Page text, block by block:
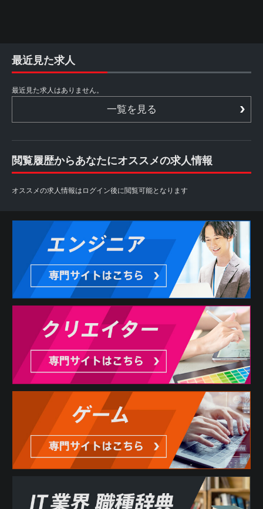
最近見た求人
最近見た求人はありません。
一覧を見る
閲覧履歴からあなたにオススメの求人情報
オススメの求人情報はログイン後に閲覧可能となります